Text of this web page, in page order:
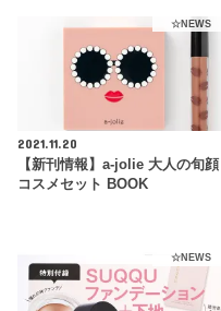
☆NEWS
2021.11.20
【新刊情報】a-jolie 大人の旬顔
コスメセット BOOK
☆NEWS